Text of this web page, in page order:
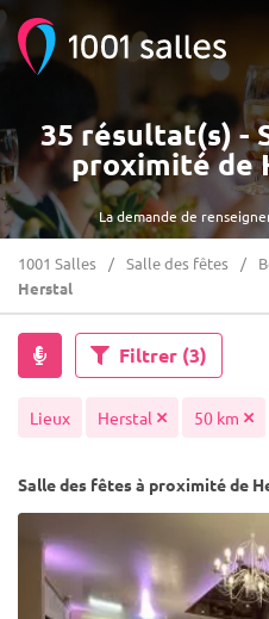
La demande de
35 résultat(s) -
proximité de
1001 Salles Salle des fêtes
Herstal
Filtrer (3)
Lieux Herstal 50 km
Salle des fêtes à proximité de